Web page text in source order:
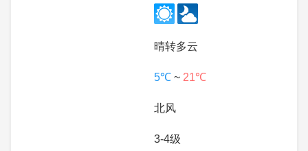
晴转多云
5℃ ~ 21℃
北风
3-4级